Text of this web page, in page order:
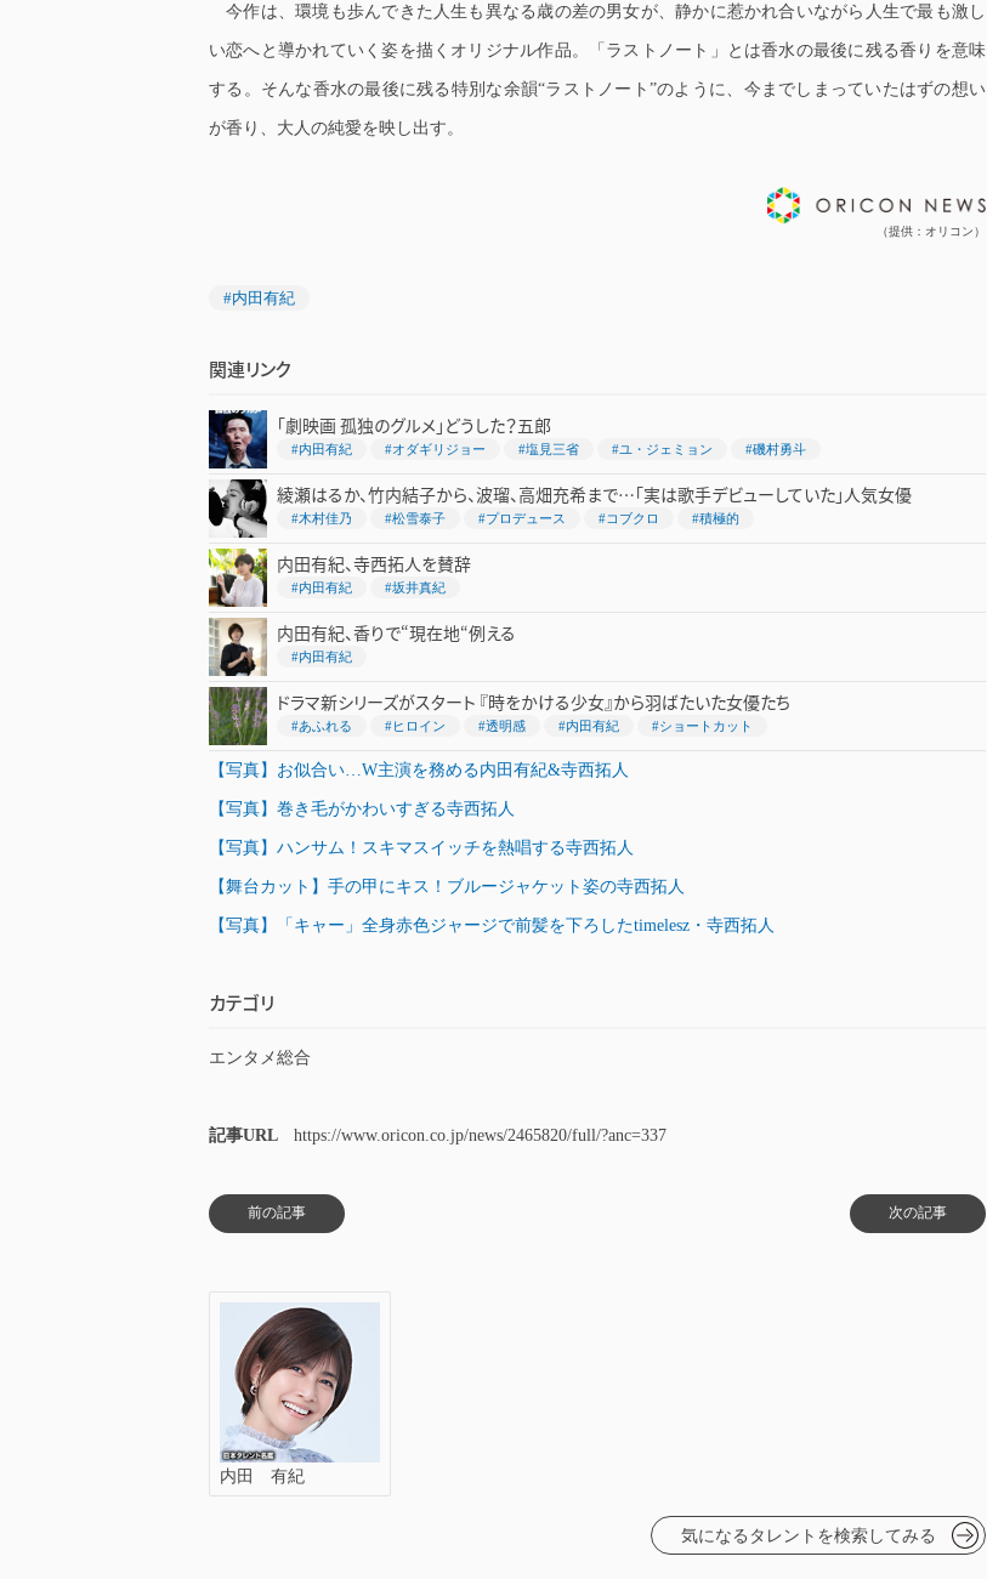
今作は、環境も歩んできた人生も異なる歳の差の男女が、静かに惹かれ合いながら人生で最も激し
い恋へと導かれていく姿を描くオリジナル作品。「ラストノート」とは香水の最後に残る香りを意味
する。そんな香水の最後に残る特別な余韻“ラストノート”のように、今までしまっていたはずの想い
が香り、大人の純愛を映し出す。
（提供：オリコン）
#内田有紀
関連リンク
「劇映画 孤独のグルメ」どうした？五郎
#内田有紀 #オダギリジョー #塩見三省 #ユ・ジェミョン #磯村勇斗
綾瀬はるか、竹内結子から、波瑠、高畑充希まで…「実は歌手デビューしていた」人気女優
#木村佳乃 #松雪泰子 #プロデュース #コブクロ #積極的
内田有紀、寺西拓人を賛辞
#内田有紀 #坂井真紀
内田有紀、香りで“現在地“例える
#内田有紀
ドラマ新シリーズがスタート 『時をかける少女』から羽ばたいた女優たち
#あふれる #ヒロイン #透明感 #内田有紀 #ショートカット
【写真】お似合い…W主演を務める内田有紀&寺西拓人
【写真】巻き毛がかわいすぎる寺西拓人
【写真】ハンサム！スキマスイッチを熱唱する寺西拓人
【舞台カット】手の甲にキス！ブルージャケット姿の寺西拓人
【写真】「キャー」全身赤色ジャージで前髪を下ろしたtimelesz・寺西拓人
カテゴリ
エンタメ総合
記事URL https://www.oricon.co.jp/news/2465820/full/?anc=337
< 前の記事 次の記事
内田 有紀
気になるタレントを検索してみる